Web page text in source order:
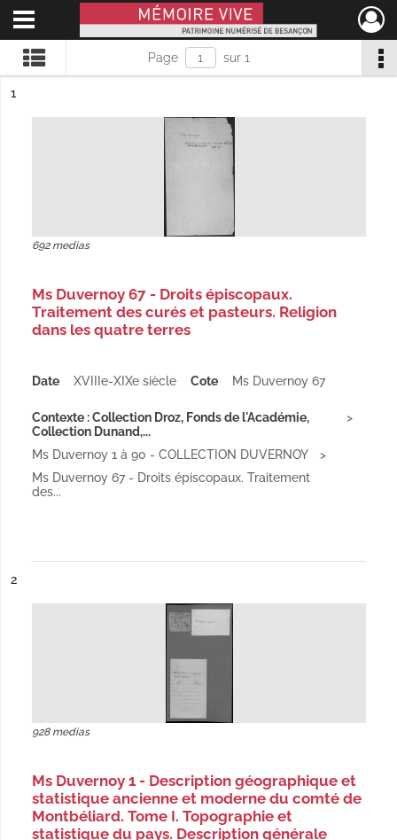
Mémoire Vive patrimoine numérisé de Besançon
Ouvrir le menu déroulant
Page sur 1
n°
1
692 medias
Ms Duvernoy 67 - Droits épiscopaux.
Traitement des curés et pasteurs. Religion
dans les quatre terres
Date XVIIIe-XIXe siècle Cote Ms Duvernoy 67
Contexte : Collection Droz, Fonds de l'Académie,
Collection Dunand,...
Ms Duvernoy 1 à 90 - COLLECTION DUVERNOY
Ms Duvernoy 67 - Droits épiscopaux. Traitement
des...
n°
2
928 medias
Ms Duvernoy 1 - Description géographique et
statistique ancienne et moderne du comté de
Montbéliard. Tome I. Topographie et
statistique du pays. Description générale